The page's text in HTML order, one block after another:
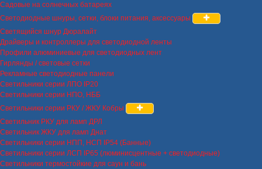
Садовые на солнечных батареях
Светодиодные шнуры, сетки, блоки питания, аксессуары
Светящийся шнур Дюралайт
Драйверы и контроллеры для светодиодной ленты
Профили алюминиевые для светодиодных лент
Гирлянды / световые сетки
Рекламные светодиодные панели
Светильники серии ЛПО IP20
Светильники серии НПО, НББ
Светильники серии РКУ / ЖКУ Кобры
Светильник РКУ для ламп ДРЛ
Светильник ЖКУ для ламп Днат
Светильники серии НПП, НСП IP54 (Банные)
Светильники серии ЛСП IP65 (люминисцентные + светодиодные)
Светильники термостойкие для саун и бань